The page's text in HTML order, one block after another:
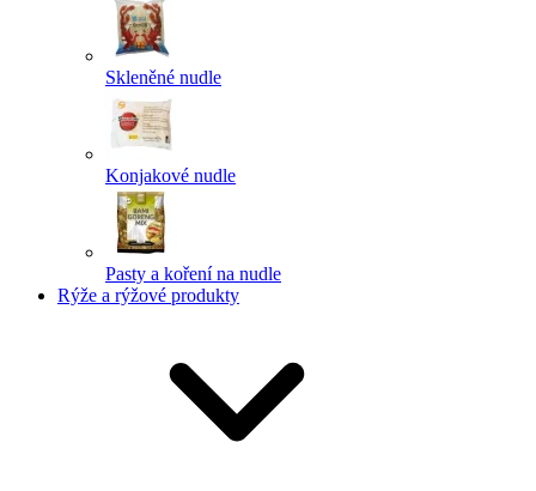
Skleněné nudle
Konjakové nudle
Pasty a koření na nudle
Rýže a rýžové produkty